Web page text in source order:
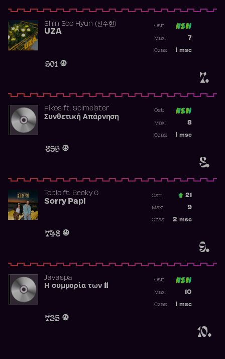
7.
Shin Soo Hyun (신수현)
UZA
901
Ost:
7
Max:
msc
Czas:
8.
Pikosft. Solmeister
Συνθετική Απάρνηση
895
Ost:
8
Max:
msc
Czas:
9.
Topicft. Becky G
Sorry Papi
748
Ost.: 21
9
Max:
2 msc
Czas:
10.
Javaspa
Η συμμορία των 11
735
Ost:
10
Max:
msc
Czas: